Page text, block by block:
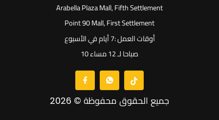
Arabella Plaza Mall, Fifth Settlement
Point 90 Mall, First Settlement
أوقات العمل :7 أيام في الأسبوع
10 صباحا لـ 12 مساء
جميع الحقوق محفوظة © 2026